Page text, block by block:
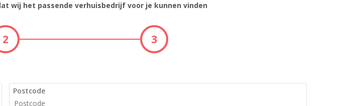
wij het passende verhuisbedrijf voor je kunnen vinden
2 3
Postcode